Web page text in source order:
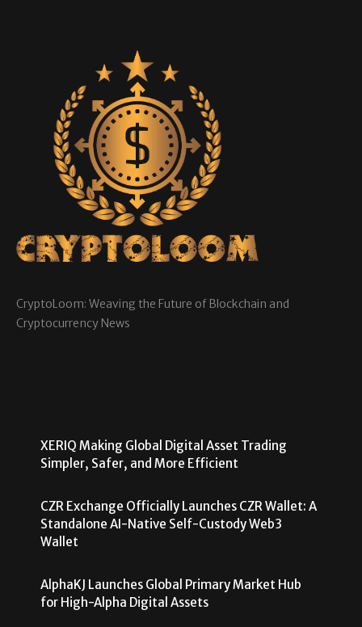
CryptoLoom: Weaving the Future of Blockchain and
Cryptocurrency News
XERIQ Making Global Digital Asset Trading
Simpler, Safer, and More Efficient
CZR Exchange Officially Launches CZR Wallet: A
Standalone AI-Native Self-Custody Web3
Wallet
AlphaKJ Launches Global Primary Market Hub
for High-Alpha Digital Assets